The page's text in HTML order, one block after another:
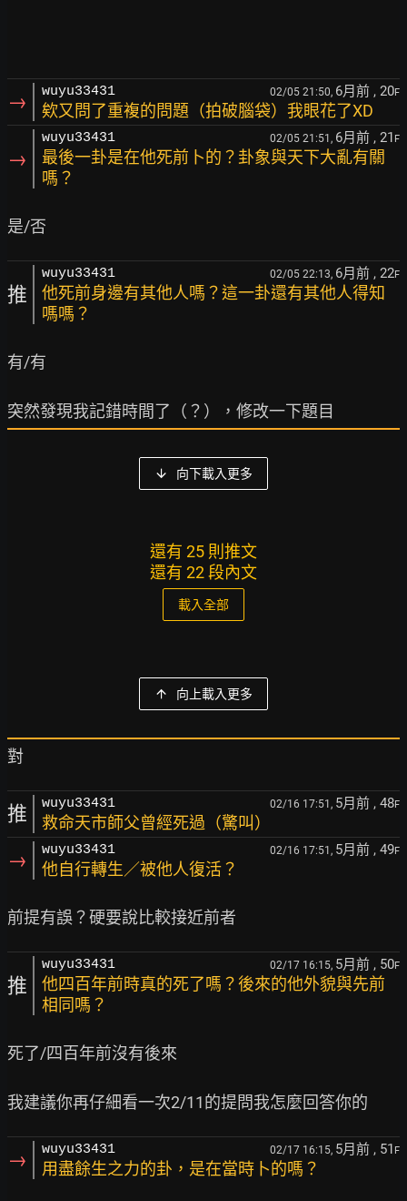
→ wuyu33431 02/05 21:50, 6月前 , 20F
欸又問了重複的問題（拍破腦袋）我眼花了XD
→
wuyu33431 02/05 21:51, 6月前 , 21 F
最後一卦是在他死前卜的？卦象與天下大亂有關
嗎？
推
wuyu33431 02/05 22:13, 6月前 , 22F
他死前身邊有其他人嗎？這一卦還有其他人得知
嗎嗎？
有/有
向下載入更多
還有 25 則推文
還有 22 段內文
載入全部
向上載入更多
推 wuyu33431 02/16 17:51, 5月前 , 48F
救命天市師父曾經死過（驚叫）
→ wuyu33431 02/16 17:51, 5月前 , 49F
他自行轉生／被他人復活？
推
wuyu33431 02/17 16:15, 5月前 , 50F
他四百年前時真的死了嗎？後來的他外貌與先前
相同嗎？
死了/四百年前沒有後來
→ wuyu33431 02/17 16:15, 5月前 , 51 F
用盡餘生之力的卦，是在當時卜的嗎？